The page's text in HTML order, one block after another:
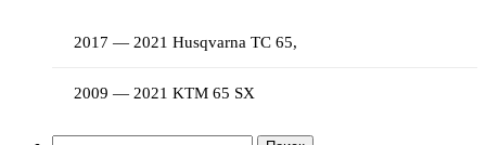
2017 — 2021 Husqvarna TC 65,
2009 — 2021 KTM 65 SX